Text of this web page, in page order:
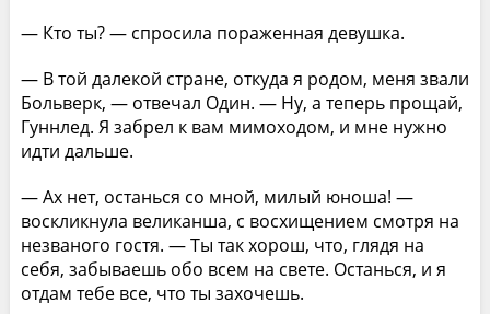
— Кто ты? — спросила пораженная девушка.
— В той далекой стране, откуда я родом, меня звали
Больверк, — отвечал Один. — Ну, а теперь прощай,
Гуннлед. Я забрел к вам мимоходом, и мне нужно
идти дальше.
— Ах нет, останься со мной, милый юноша! —
воскликнула великанша, с восхищением смотря на
незваного гостя. — Ты так хорош, что, глядя на
себя, забываешь обо всем на свете. Останься, и я
отдам тебе все, что ты захочешь.